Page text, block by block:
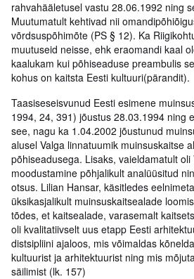
rahvahääletusel vastu 28.06.1992 ning
Muutumatult kehtivad nii
võrdsuspõhimõte (PS § 12). Ka
muutuseid neisse, ehk eraomandi kaal
kaalukam kui põhiseaduse preambulis
kohus on kaitsta Eesti kultuuri(pärandit).
Taasiseseisvunud Eesti esimene
1994, 24, 391) jõustus 28.03.1994 ning
see, nagu ka 1.04.2002 jõustunud
alusel Valga linnatuumik muinsuskaitse
põhiseadusega. Lisaks, vaieldamatult
moodustamine põhjalikult analüüsitud
otsus. Lilian Hansar, käsitledes
üksikasjalikult muinsuskaitsealade
tõdes, et kaitsealade, varasemalt
oli kvalitatiivselt uus etapp Eesti
distsipliini ajaloos, mis võimaldas
kultuurist ja arhitektuurist ning mis
säilimist (lk. 157)